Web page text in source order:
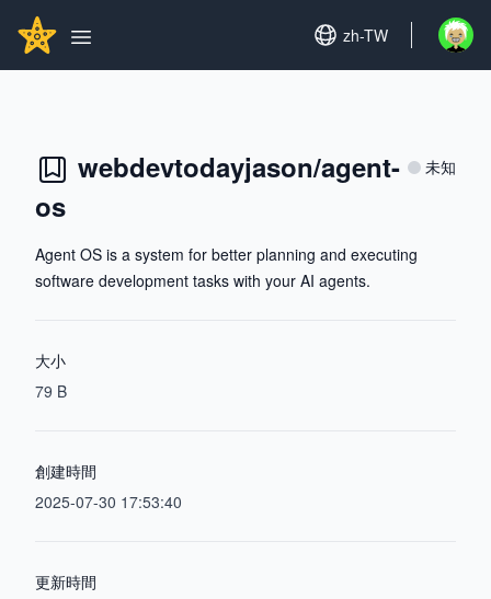
GITHUBSTAR
Open main menu
Set language
zh-TW Open
webdevtodayjason/agent-
os
未知
Agent OS is a system for better planning and executing
software development tasks with your AI agents.
大小
79 B
創建時間
2025-07-30 17:53:40
更新時間